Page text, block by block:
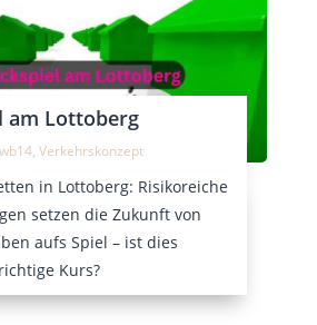
am Lottoberg
wb14, Verkehrskonzept
in Lottoberg: Risikoreiche
setzen die Zukunft von
aufs Spiel – ist dies
Kurs?